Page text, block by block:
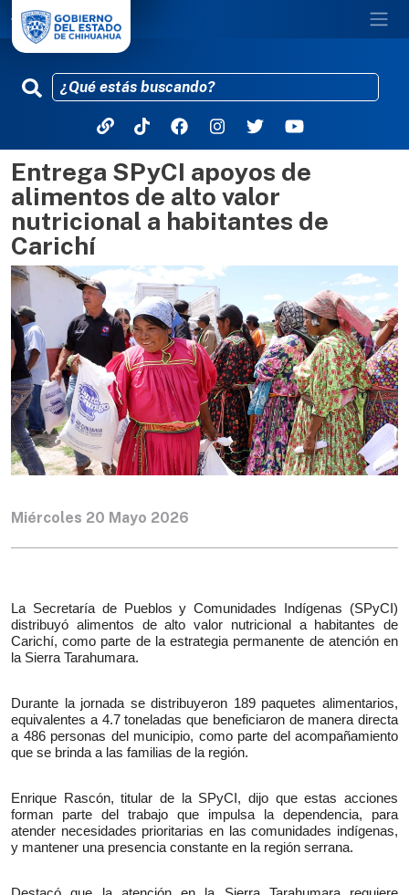
Pasar al contenido principal
Entrega SPyCI apoyos de
alimentos de alto valor
nutricional a habitantes de
Carichí
Miércoles 20 Mayo 2026
La Secretaría de Pueblos y Comunidades Indígenas (SPyCI)
distribuyó alimentos de alto valor nutricional a habitantes de
Carichí, como parte de la estrategia permanente de atención en
la Sierra Tarahumara.
Durante la jornada se distribuyeron 189 paquetes alimentarios,
equivalentes a 4.7 toneladas que beneficiaron de manera directa
a 486 personas del municipio, como parte del acompañamiento
que se brinda a las familias de la región.
Enrique Rascón, titular de la SPyCI, dijo que estas acciones
forman parte del trabajo que impulsa la dependencia, para
atender necesidades prioritarias en las comunidades indígenas,
y mantener una presencia constante en la región serrana.